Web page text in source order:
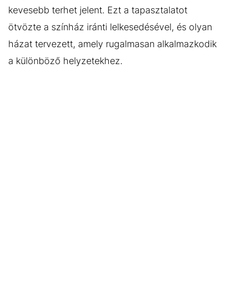
kevesebb terhet jelent. Ezt a tapasztalatot
ötvözte a színház iránti lelkesedésével, és olyan
házat tervezett, amely rugalmasan alkalmazkodik
a különböző helyzetekhez.